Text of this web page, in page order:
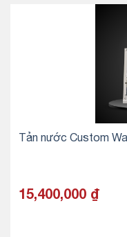
Tản nước Custom
15,400,000 ₫